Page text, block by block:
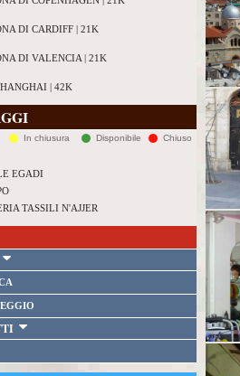
DI CARDIFF | 21K
DI VALENCIA | 21K
| 42K
In chiusura Disponibile Chiuso
EGADI
TASSILI N'AJJER